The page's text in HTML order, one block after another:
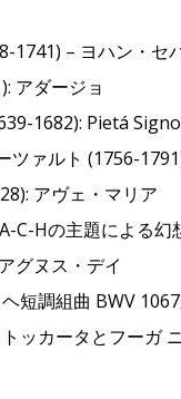
1741) – ヨハン・
アダージョ
1682): Pietá
ツァルト (1756-
アヴェ・マリア
C-Hの主題による幻
グヌス・デイ
短調組曲 BWV
ッカータとフーガ